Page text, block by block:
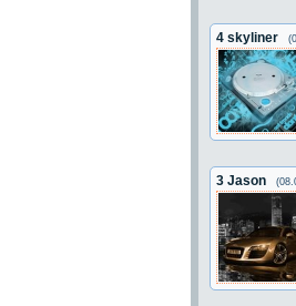
4 skyliner
3 Jason